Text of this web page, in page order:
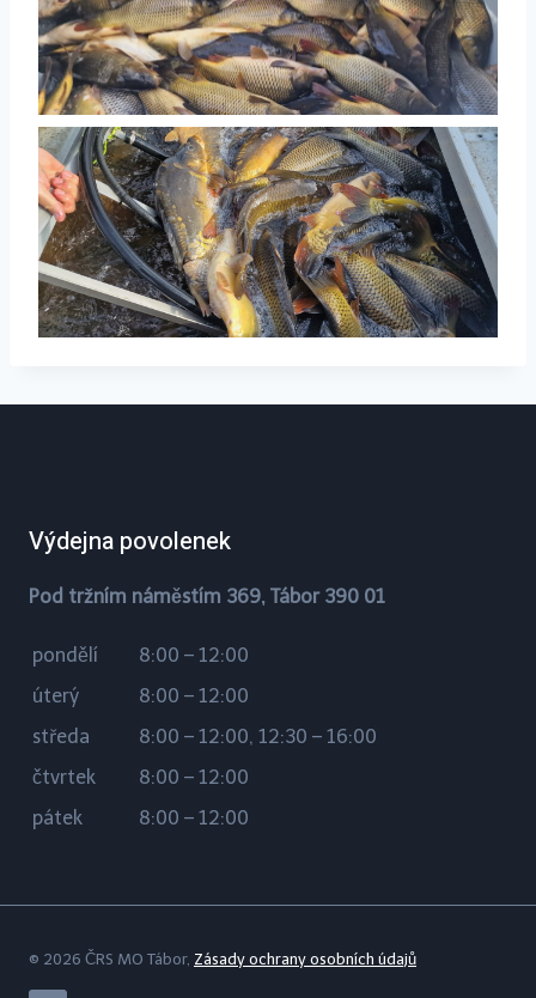
Výdejna povolenek
Pod tržním náměstím 369, Tábor 390 01
pondělí
8:00 – 12:00
úterý
8:00 – 12:00
středa
8:00 – 12:00, 12:30 – 16:00
čtvrtek
8:00 – 12:00
pátek
8:00 – 12:00
© 2026 ČRS MO Tábor, Zásady ochrany osobních údajů